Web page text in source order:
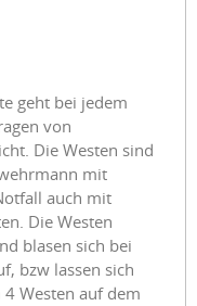
geht bei jedem
von
Die Westen sind
mit
auch mit
Die Westen
blasen sich bei
bzw lassen sich
Westen auf dem